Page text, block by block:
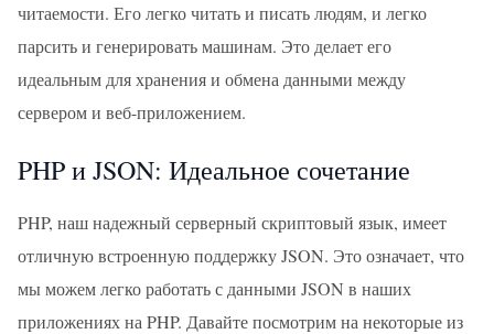
читаемости. Его легко читать и писать людям, и легко
парсить и генерировать машинам. Это делает его
идеальным для хранения и обмена данными между
сервером и веб-приложением.
PHP и JSON: Идеальное сочетание
PHP, наш надежный серверный скриптовый язык, имеет
отличную встроенную поддержку JSON. Это означает, что
мы можем легко работать с данными JSON в наших
приложениях на PHP. Давайте посмотрим на некоторые из